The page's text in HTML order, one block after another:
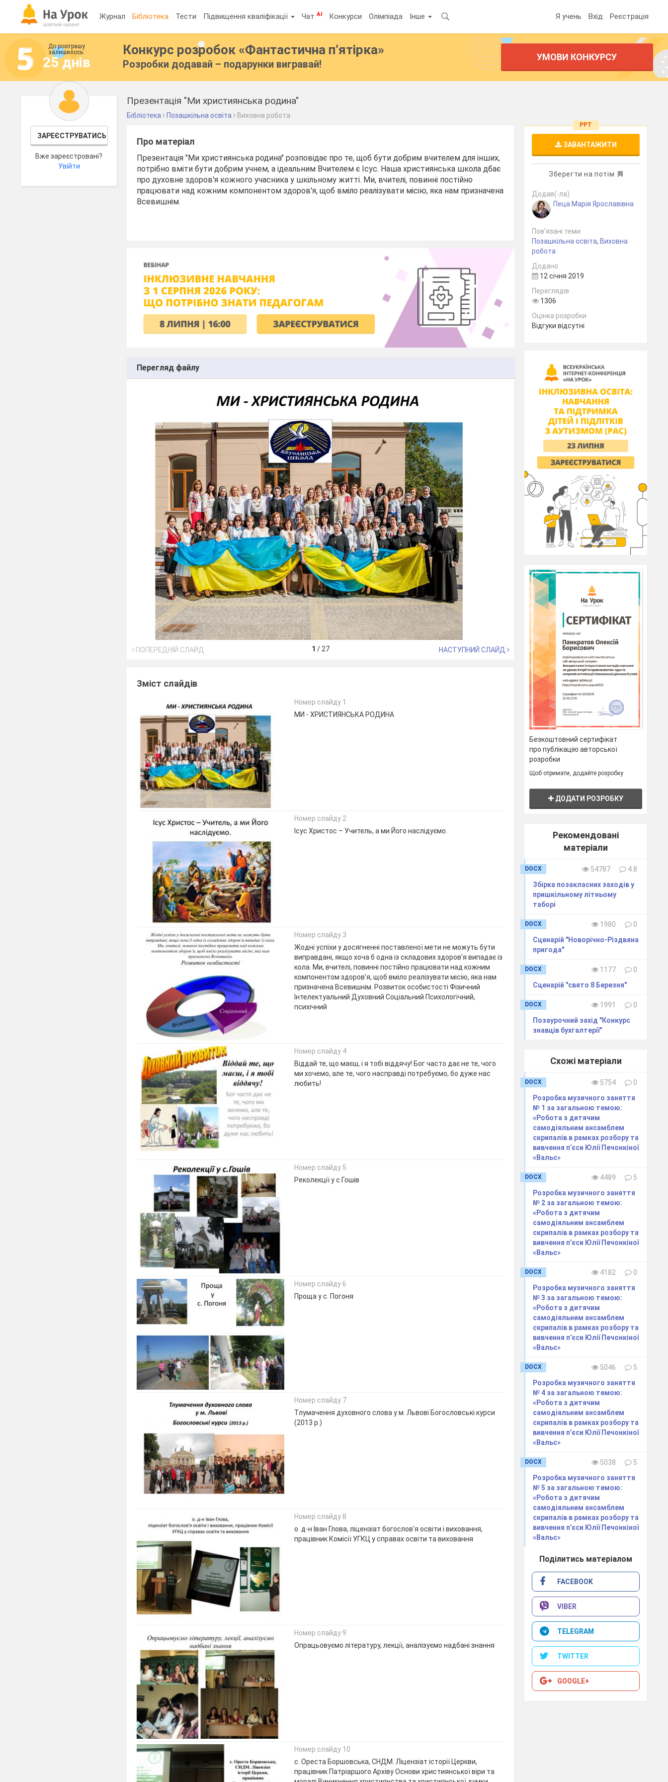
Журнал Бібліотека Тести Підвищення кваліфікації ЧатAI Конкурси Олімпіада Інше Я учень Вхід Реєстрація
До розіграшу
залишилось:
25 днів
Конкурс розробок «Фантастична п’ятірка»
Розробки додавай – подарунки вигравай!
УМОВИ КОНКУРСУ
ЗАРЕЄСТРУВАТИСЬ
Вже зареєстровані?
Увійти
Презентація "Ми християнська родина"
Бібліотека Позашкільна освіта Виховна робота
Про матеріал
Презентація "Ми християнська родина" розповідає про те, щоб бути добрим вчителем для інших,
потрібно вміти бути добрим учнем, а ідеальним Вчителем є Ісус. Наша християнська школа дбає
про духовне здоров'я кожного учасника у шкільному житті. Ми, вчителі, повинні постійно
працювати над кожним компонентом здоров'я, щоб вміло реалізувати місію, яка нам призначена
Всевишнім.
Перегляд файлу
ПОПЕРЕДНІЙ СЛАЙД 1 / 27 НАСТУПНИЙ СЛАЙД
Зміст слайдів
Номер слайду 1
МИ - ХРИСТИЯНСЬКА РОДИНА
Номер слайду 2
Ісус Христос – Учитель, а ми Його наслідуємо.
Номер слайду 3
Жодні успіхи у досягненні поставленої мети не можуть бути
виправдані, якщо хоча б одна із складових здоров’я випадає із
кола. Ми, вчителі, повинні постійно працювати над кожним
компонентом здоров’я, щоб вміло реалізувати місію, яка нам
призначена Всевишнім. Розвиток особистості Фізичний
Інтелектуальний Духовний Соціальний Психологічний,
психічний
Номер слайду 4
Віддай те, що маєш, і я тобі віддячу! Бог часто дає не те, чого
ми хочемо, але те, чого насправді потребуємо, бо дуже нас
любить!
Номер слайду 5
Реколекції у с.Гошів
Номер слайду 6
Проща у с. Погоня
Номер слайду 7
Тлумачення духовного слова у м. Львові Богословські курси
(2013 р.)
Номер слайду 8
о. д-н Іван Глова, ліцензіат богослов'я освіти і виховання,
працівник Комісії УГКЦ у справах освіти та виховання
Номер слайду 9
Опрацьовуємо літературу, лекції, аналізуємо надбані знання
Номер слайду 10
с. Ореста Боршовська, СНДМ. Ліцензіат історії Церкви,
працівник Патріаршого Архіву Основи християнської віри та
PPT
ЗАВАНТАЖИТИ
Зберегти на потім
Додав(-ла)
Пеца Марія Ярославівна
Пов’язані теми
Позашкільна освіта, Виховна
робота
Додано
12 січня 2019
Переглядів
1306
Оцінка розробки
Відгуки відсутні
Безкоштовний сертифікат
про публікацію авторської
розробки
Щоб отримати, додайте розробку
ДОДАТИ РОЗРОБКУ
Рекомендовані
матеріали
DOCX 54787
4.8
Збірка позакласних заходів у
пришкільному літньому
таборі
DOCX 1980
0
Сценарій "Новорічно-Різдвяна
пригода"
DOCX 1177
0
Сценарій "свято 8 Березня"
DOCX 1991
0
Позаурочний захід "Конкурс
знавців бухгалтерії"
Схожі матеріали
DOCX 5754
0
Розробка музичного заняття
№ 1 за загальною темою:
«Робота з дитячим
самодіяльним ансамблем
скрипалів в рамках розбору та
вивчення п’єси Юлії Печонкіної
«Вальс»
DOCX 4489
5
Розробка музичного заняття
№ 2 за загальною темою:
«Робота з дитячим
самодіяльним ансамблем
скрипалів в рамках розбору та
вивчення п’єси Юлії Печонкіної
«Вальс»
DOCX 4182
0
Розробка музичного заняття
№ 3 за загальною темою:
«Робота з дитячим
самодіяльним ансамблем
скрипалів в рамках розбору та
вивчення п’єси Юлії Печонкіної
«Вальс»
DOCX 5046
5
Розробка музичного заняття
№ 4 за загальною темою:
«Робота з дитячим
самодіяльним ансамблем
скрипалів в рамках розбору та
вивчення п’єси Юлії Печонкіної
«Вальс»
DOCX 5038
5
Розробка музичного заняття
№ 5 за загальною темою:
«Робота з дитячим
самодіяльним ансамблем
скрипалів в рамках розбору та
вивчення п’єси Юлії Печонкіної
«Вальс»
Поділитись матеріалом
FACEBOOK
VIBER
TELEGRAM
TWITTER
GOOGLE+